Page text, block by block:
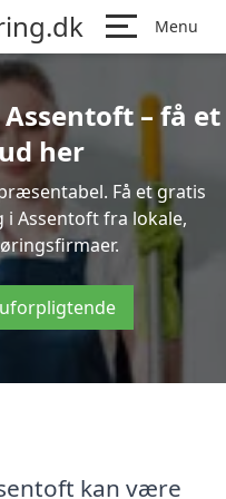
Menu
– få et
her
Få et gratis
Assentoft fra lokale,
kan være